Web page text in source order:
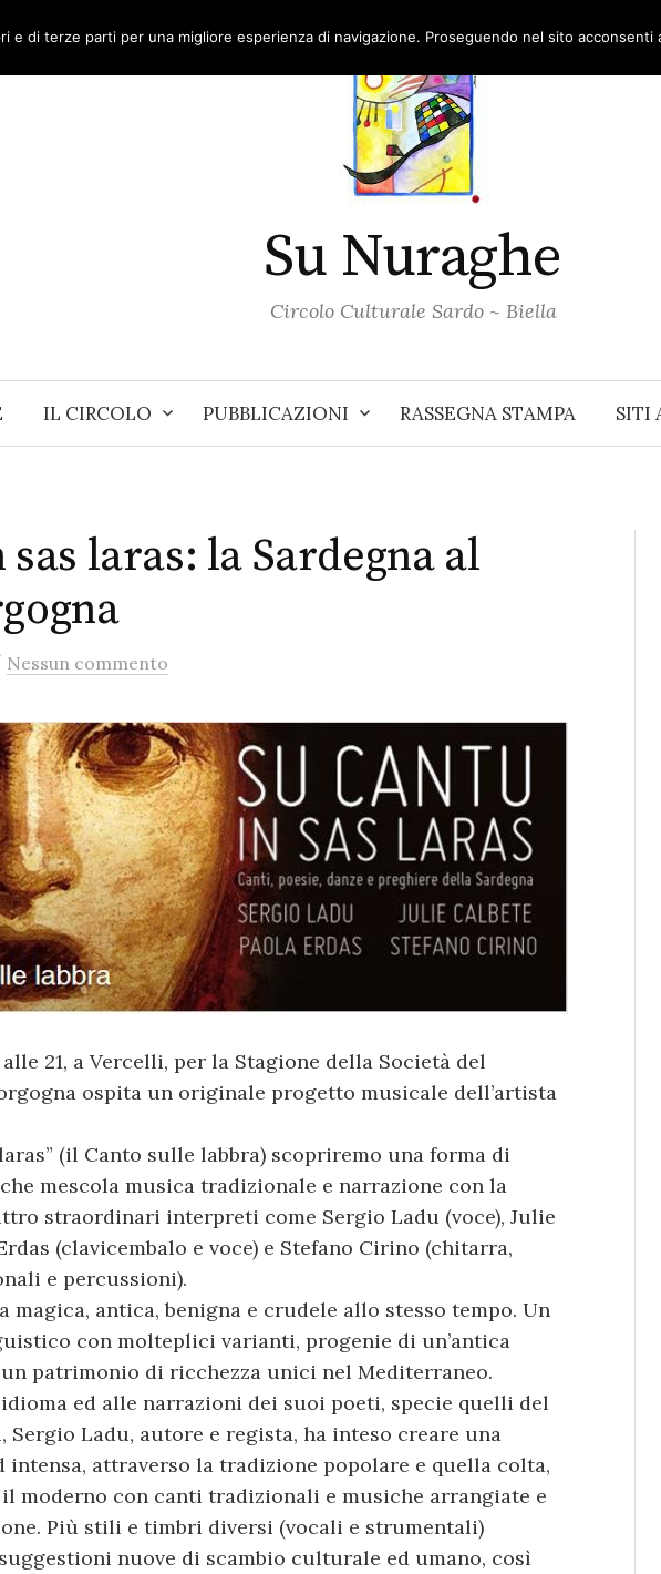
Su Nuraghe
Circolo Culturale Sardo ~ Biella
IL CIRCOLO PUBBLICAZIONI RASSEGNA STAMPA SITI
sas laras: la Sardegna al
Nessun commento
21, a Vercelli, per la Stagione della Società del
ospita un originale progetto musicale dell’artista
(il Canto sulle labbra) scopriremo una forma di
mescola musica tradizionale e narrazione con la
straordinari interpreti come Sergio Ladu (voce), Julie
(clavicembalo e voce) e Stefano Cirino (chitarra,
e percussioni).
magica, antica, benigna e crudele allo stesso tempo. Un
con molteplici varianti, progenie di un’antica
patrimonio di ricchezza unici nel Mediterraneo.
ed alle narrazioni dei suoi poeti, specie quelli del
Sergio Ladu, autore e regista, ha inteso creare una
intensa, attraverso la tradizione popolare e quella colta,
il moderno con canti tradizionali e musiche arrangiate e
Più stili e timbri diversi (vocali e strumentali)
nuove di scambio culturale ed umano, così
e di terze parti per una migliore esperienza di navigazione. Proseguendo nel sito acconsenti